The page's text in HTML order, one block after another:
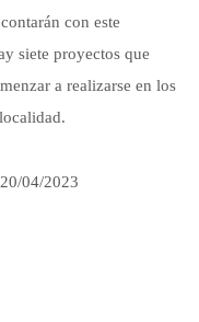
con este
siete proyectos que
a realizarse en los
04/2023